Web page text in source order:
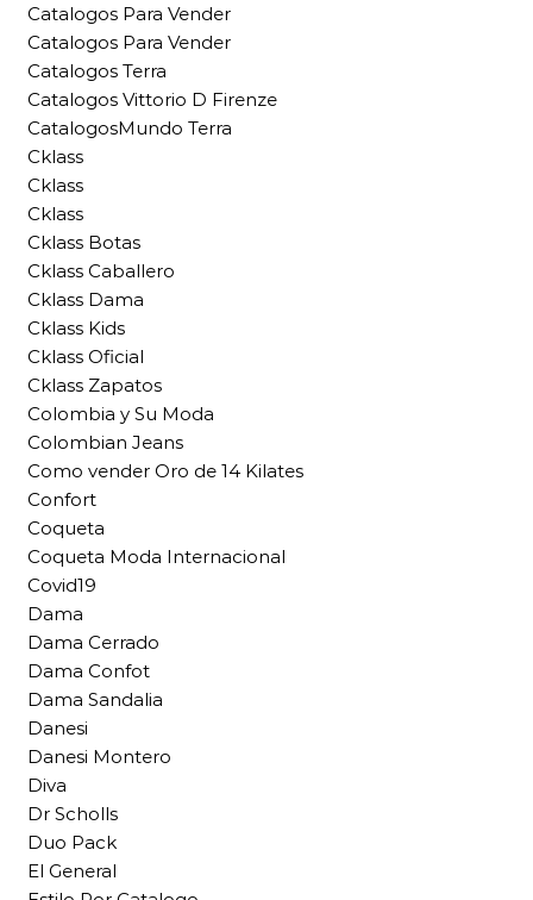
Catalogos Para Vender
Catalogos Para Vender
Catalogos Terra
Catalogos Vittorio D Firenze
CatalogosMundo Terra
Cklass
Cklass
Cklass
Cklass Botas
Cklass Caballero
Cklass Dama
Cklass Kids
Cklass Oficial
Cklass Zapatos
Colombia y Su Moda
Colombian Jeans
Como vender Oro de 14 Kilates
Confort
Coqueta
Coqueta Moda Internacional
Covid19
Dama
Dama Cerrado
Dama Confot
Dama Sandalia
Danesi
Danesi Montero
Diva
Dr Scholls
Duo Pack
El General